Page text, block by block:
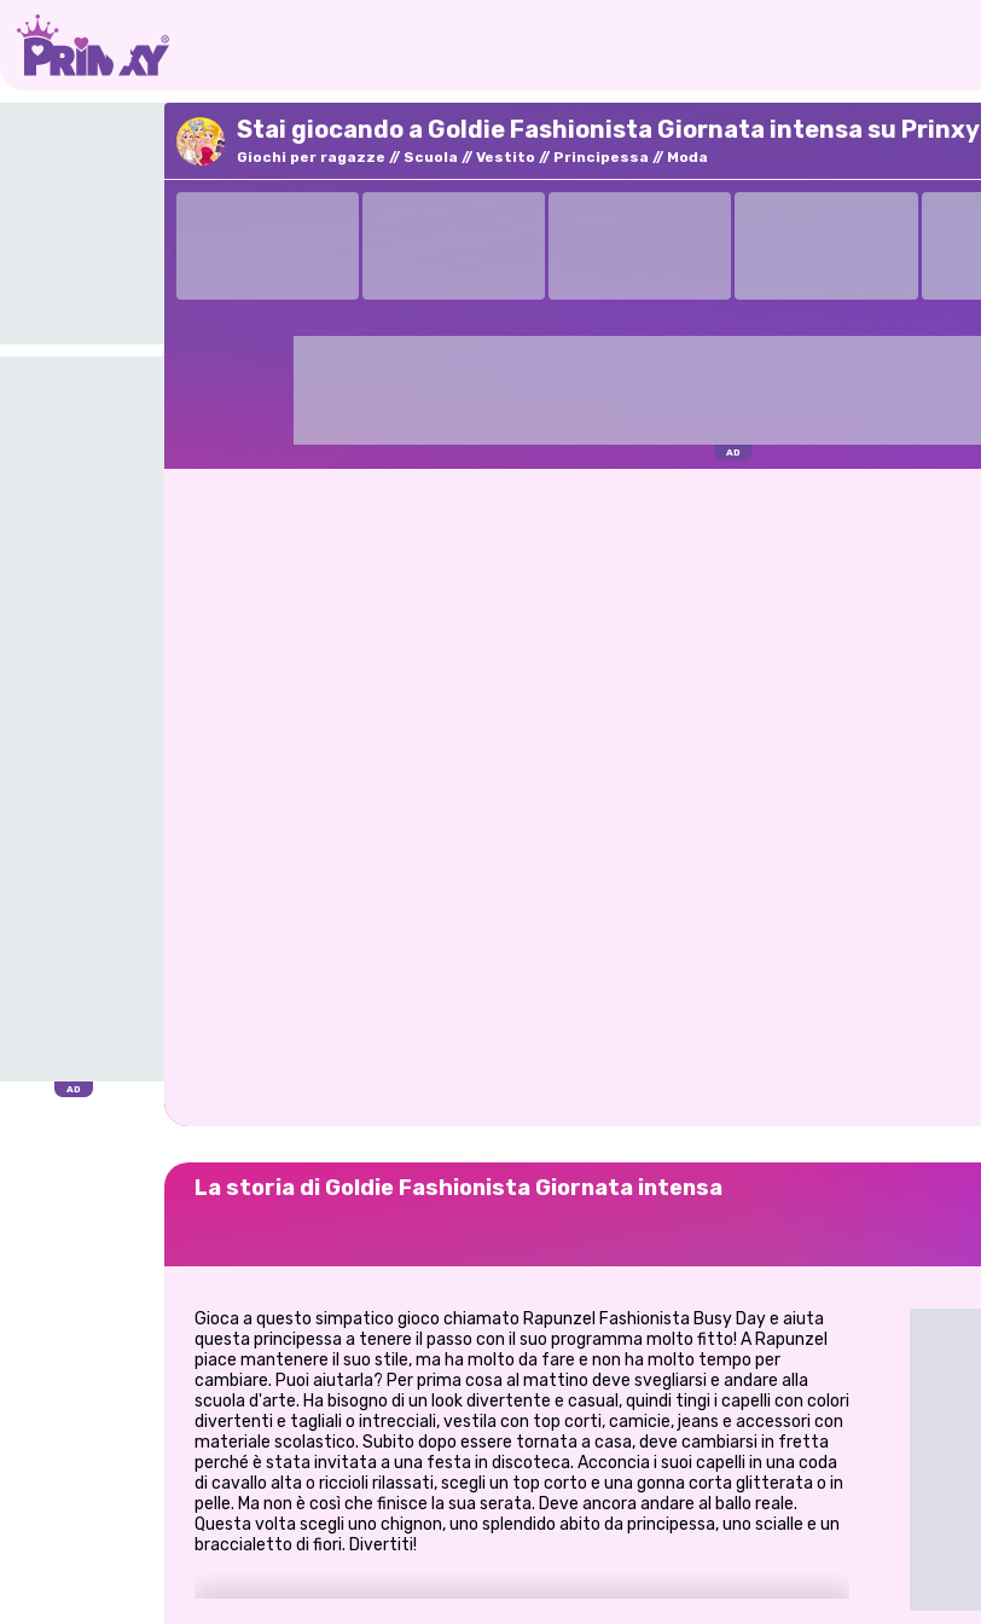
Stai giocando a Goldie Fashionista Giornata intensa su Prinxy
Giochi per ragazze Scuola Vestito Principessa Moda
La storia di Goldie Fashionista Giornata intensa
Gioca a questo simpatico gioco chiamato Rapunzel Fashionista Busy Day e aiuta
questa principessa a tenere il passo con il suo programma molto fitto! A Rapunzel
piace mantenere il suo stile, ma ha molto da fare e non ha molto tempo per
cambiare. Puoi aiutarla? Per prima cosa al mattino deve svegliarsi e andare alla
scuola d'arte. Ha bisogno di un look divertente e casual, quindi tingi i capelli con colori
divertenti e tagliali o intrecciali, vestila con top corti, camicie, jeans e accessori con
materiale scolastico. Subito dopo essere tornata a casa, deve cambiarsi in fretta
perché è stata invitata a una festa in discoteca. Acconcia i suoi capelli in una coda
di cavallo alta o riccioli rilassati, scegli un top corto e una gonna corta glitterata o in
pelle. Ma non è così che finisce la sua serata. Deve ancora andare al ballo reale.
Questa volta scegli uno chignon, uno splendido abito da principessa, uno scialle e un
braccialetto di fiori. Divertiti!